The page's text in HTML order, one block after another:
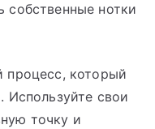
собственные нотки
процесс, который
Используйте свои
точку и